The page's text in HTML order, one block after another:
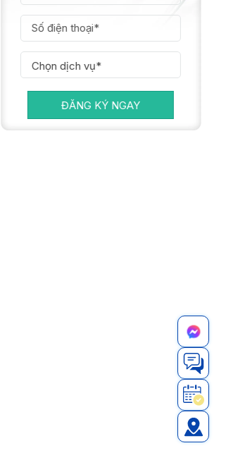
ĐĂNG KÝ NGAY